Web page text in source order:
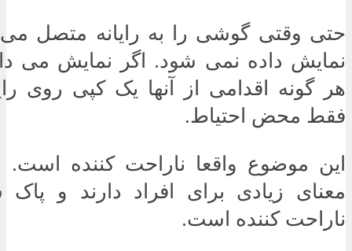
حتی وقتی گوشی را به رایانه متصل می
نمایش داده نمی شود. اگر نمایش می
هر گونه اقدامی از آنها یک کپی روی
فقط محض احتیاط.
این موضوع واقعا ناراحت کننده
معنای زیادی برای افراد دارند و
ناراحت کننده است.